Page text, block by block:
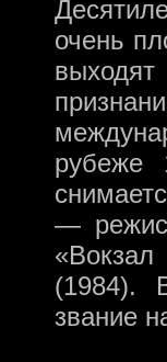
очень
рубеже
—
(1984).
звание